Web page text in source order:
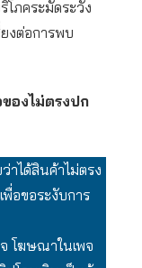
โภคระมัดระวัง
งต่อการพบ
องไม่ตรงปก
าได้สินค้าไม่ตรง
อขอระงับการ
โฆษณาในเพจ